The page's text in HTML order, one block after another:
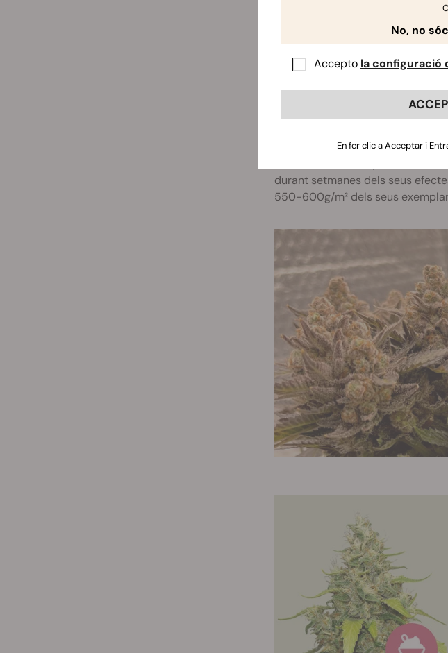
2. Blue Gelato
En tractar-se d'una de les
d'aquests ceps. Aquesta
sabor de terra i dièsel.
, Thin Mint
durant setmanes dels seus
550-600g/m² dels seus
No, no
Accepto la configuració
En fer clic a Acceptar i